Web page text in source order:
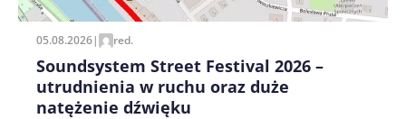
05.08.2026| red.
Soundsystem Street Festival 2026 –
utrudnienia w ruchu oraz duże
natężenie dźwięku